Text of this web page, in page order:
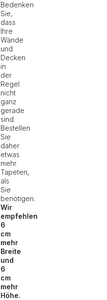
Bedenken
Sie,
dass
Ihre
Wände
und
Decken
in
der
Regel
nicht
ganz
gerade
sind.
Bestellen
Sie
daher
etwas
mehr
Tapeten,
als
Sie
benötigen.
Wir
empfehlen
6
cm
mehr
Breite
und
6
cm
mehr
Höhe.